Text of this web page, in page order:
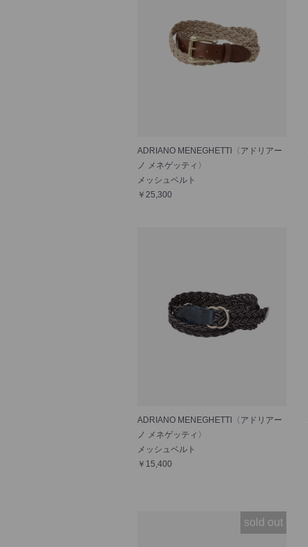
ADRIANO MENEGHETTI〈アドリアー
ノ メネゲッティ〉
メッシュベルト
￥25,300
ADRIANO MENEGHETTI〈アドリアー
ノ メネゲッティ〉
メッシュベルト
￥15,400
sold out